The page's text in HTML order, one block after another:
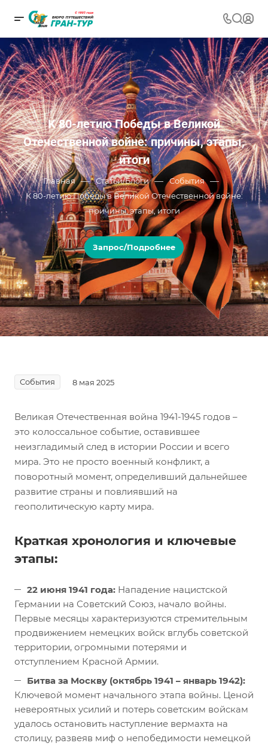
К 80-летию Победы в Великой
Отечественной войне: причины, этапы,
итоги
Главная — Статьи/Блоги — События —
К 80-летию Победы в Великой Отечественной войне:
причины, этапы, итоги
Запрос/Подробнее
События 8 мая 2025
Великая Отечественная война 1941-1945 годов –
это колоссальное событие, оставившее
неизгладимый след в истории России и всего
мира. Это не просто военный конфликт, а
поворотный момент, определивший дальнейшее
развитие страны и повлиявший на
геополитическую карту мира.
Краткая хронология и ключевые
этапы:
22 июня 1941 года: Нападение нацистской
Германии на Советский Союз, начало войны.
Первые месяцы характеризуются стремительным
продвижением немецких войск вглубь советской
территории, огромными потерями и
отступлением Красной Армии.
Битва за Москву (октябрь 1941 – январь 1942):
Ключевой момент начального этапа войны. Ценой
невероятных усилий и потерь советским войскам
удалось остановить наступление вермахта на
столицу, развеяв миф о непобедимости немецкой